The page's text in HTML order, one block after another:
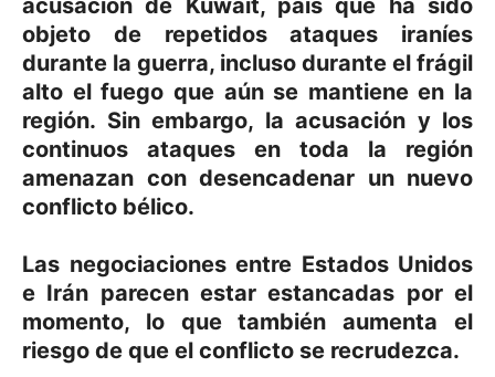
acusación de Kuwait, país que ha sido
objeto de repetidos ataques iraníes
durante la guerra, incluso durante el frágil
alto el fuego que aún se mantiene en la
región. Sin embargo, la acusación y los
continuos ataques en toda la región
amenazan con desencadenar un nuevo
conflicto bélico.
Las negociaciones entre Estados Unidos
e Irán parecen estar estancadas por el
momento, lo que también aumenta el
riesgo de que el conflicto se recrudezca.